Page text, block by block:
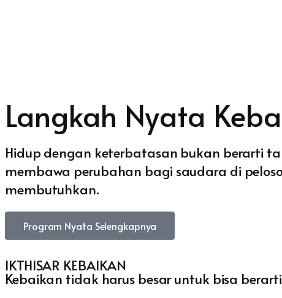
Langkah Nyata
Hidup dengan keterbatasan bukan berarti
membawa perubahan bagi saudara di
membutuhkan.
Program Nyata Selengkapnya
IKTHISAR KEBAIKAN
Kebaikan tidak harus besar untuk bisa